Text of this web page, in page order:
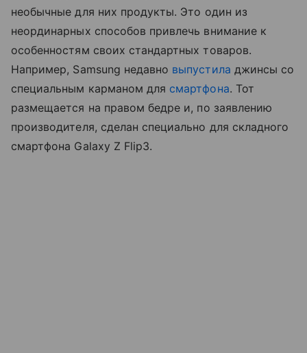
необычные для них продукты. Это один из
неординарных способов привлечь внимание к
особенностям своих стандартных товаров.
Например, Samsung недавно выпустила джинсы со
специальным карманом для смартфона. Тот
размещается на правом бедре и, по заявлению
производителя, сделан специально для складного
смартфона Galaxy Z Flip3.